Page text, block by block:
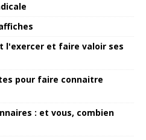
l'exercer et faire valoir ses
pour faire connaitre
: et vous, combien